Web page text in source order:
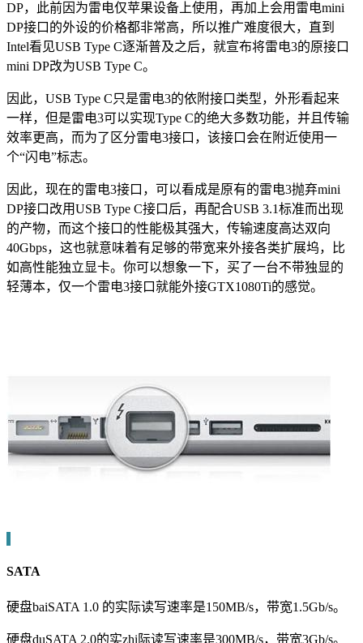
DP，此前因为雷电仅苹果设备上使用，再加上会用雷电mini
DP接口的外设的价格都非常高，所以推广难度很大，直到
Intel看见USB Type C逐渐普及之后，就宣布将雷电3的原接口
mini DP改为USB Type C。
因此，USB Type C只是雷电3的依附接口类型，外形看起来
一样，但是雷电3可以实现Type C的绝大多数功能，并且传输
效率更高，而为了区分雷电3接口，该接口会在附近使用一
个“闪电”标志。
因此，现在的雷电3接口，可以看成是原有的雷电3抛弃mini
DP接口改用USB Type C接口后，再配合USB 3.1标准而出现
的产物，而这个接口的性能极其强大，传输速度高达双向
40Gbps，这也就意味着有足够的带宽来外接各类扩展坞，比
如高性能独立显卡。你可以想象一下，买了一台不带独显的
轻薄本，仅一个雷电3接口就能外接GTX1080Ti的感觉。
SATA
硬盘baiSATA 1.0 的实际读写速率是150MB/s，带宽1.5Gb/s。
硬盘duSATA 2.0的实zhi际读写速率是300MB/s，带宽3Gb/s。